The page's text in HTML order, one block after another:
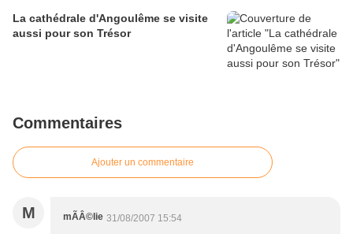
La cathédrale d'Angoulême se visite
aussi pour son Trésor
Commentaires
Ajouter un commentaire
M mÃÂ©lie 31/08/2007 15:54